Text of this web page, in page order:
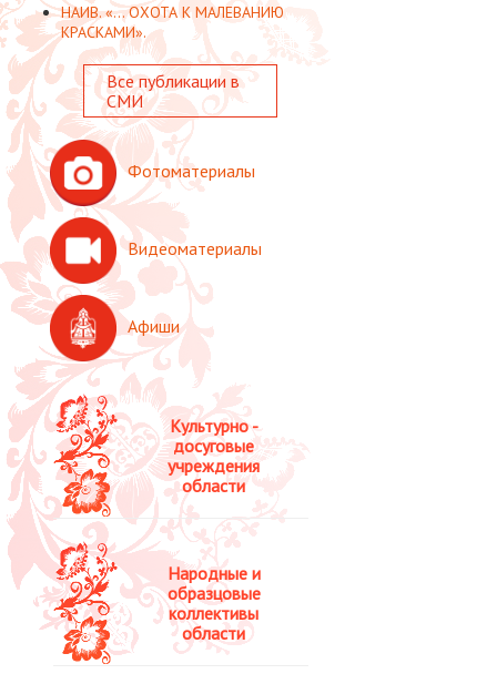
Культурно -
досуговые
учреждения
области
Народные и
образцовые
коллективы
области
НАИВ. «... ОХОТА К МАЛЕВАНИЮ
КРАСКАМИ».
Все публикации в
СМИ
Фотоматериалы
Видеоматериалы
Афиши